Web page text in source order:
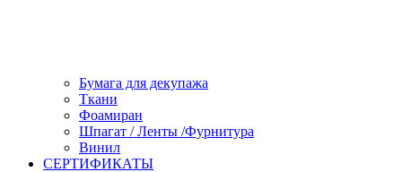
Бумага для декупажа
Ткани
Фоамиран
Шпагат / Ленты /Фурнитура
Винил
СЕРТИФИКАТЫ